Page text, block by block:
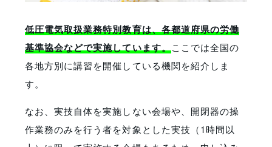
低圧電気取扱業務特別教育は、各都道府県の労働
基準協会などで実施しています。ここでは全国の
各地方別に講習を開催している機関を紹介しま
す。
なお、実技自体を実施しない会場や、開閉器の操
作業務のみを行う者を対象とした実技（1時間以